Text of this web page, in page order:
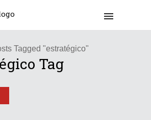
Tagged "estratégico"
Tag